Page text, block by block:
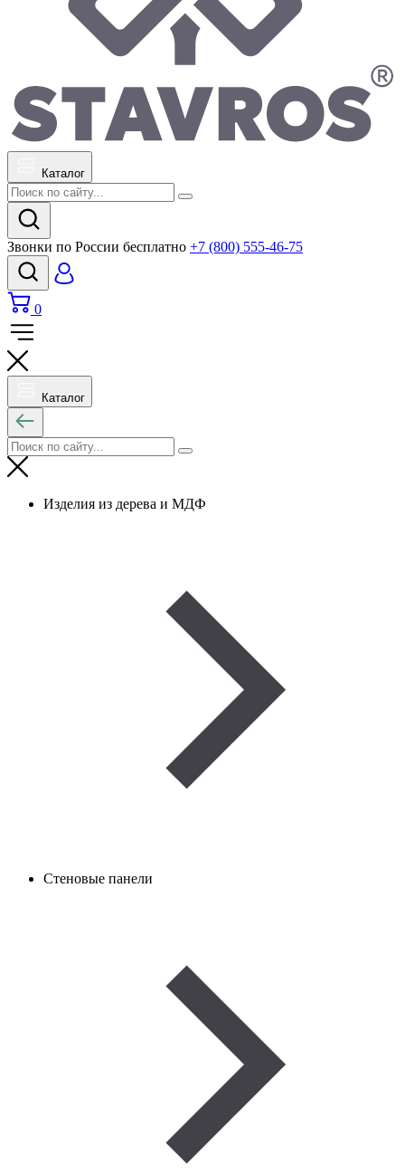
Каталог
Звонки по России бесплатно +7 (800) 555-46-75
0
Каталог
Изделия из дерева и МДФ
Стеновые панели